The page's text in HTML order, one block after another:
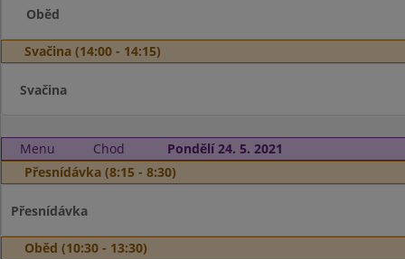
Oběd
Svačina (14:00 - 14:15)
Svačina
Menu Chod
Pondělí 24. 5. 2021
Přesnídávka (8:15 - 8:30)
Přesnídávka
Oběd (10:30 - 13:30)